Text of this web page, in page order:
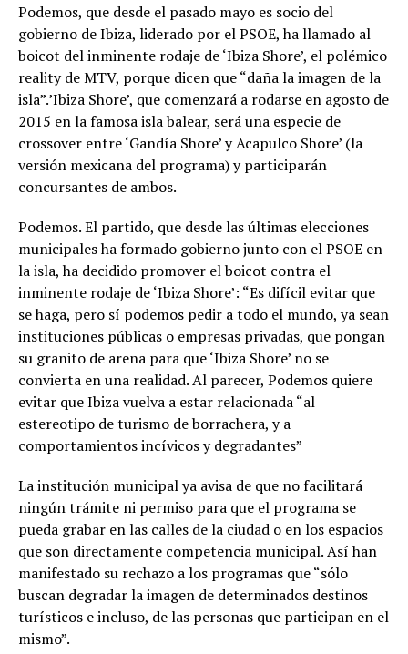
Podemos, que desde el pasado mayo es socio del
gobierno de Ibiza, liderado por el PSOE, ha llamado al
boicot del inminente rodaje de ‘Ibiza Shore’, el polémico
reality de MTV, porque dicen que “daña la imagen de la
isla”.’Ibiza Shore’, que comenzará a rodarse en agosto de
2015 en la famosa isla balear, será una especie de
crossover entre ‘Gandía Shore’ y Acapulco Shore’ (la
versión mexicana del programa) y participarán
concursantes de ambos.
Podemos. El partido, que desde las últimas elecciones
municipales ha formado gobierno junto con el PSOE en
la isla, ha decidido promover el boicot contra el
inminente rodaje de ‘Ibiza Shore’: “Es difícil evitar que
se haga, pero sí podemos pedir a todo el mundo, ya sean
instituciones públicas o empresas privadas, que pongan
su granito de arena para que ‘Ibiza Shore’ no se
convierta en una realidad. Al parecer, Podemos quiere
evitar que Ibiza vuelva a estar relacionada “al
estereotipo de turismo de borrachera, y a
comportamientos incívicos y degradantes”
La institución municipal ya avisa de que no facilitará
ningún trámite ni permiso para que el programa se
pueda grabar en las calles de la ciudad o en los espacios
que son directamente competencia municipal. Así han
manifestado su rechazo a los programas que “sólo
buscan degradar la imagen de determinados destinos
turísticos e incluso, de las personas que participan en el
mismo”.